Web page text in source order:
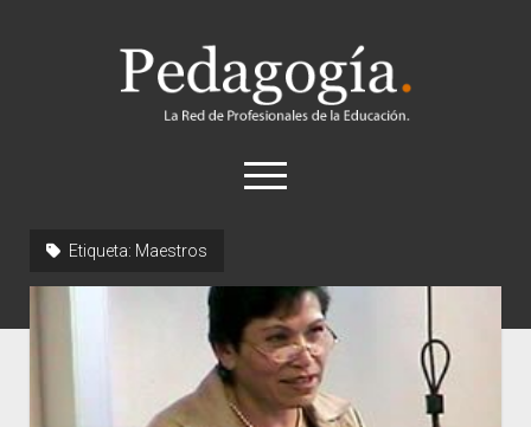
Pedagogía
abrir
el
Historia
Concepto
Entrevistas
Destacados
Etiqueta: Maestros